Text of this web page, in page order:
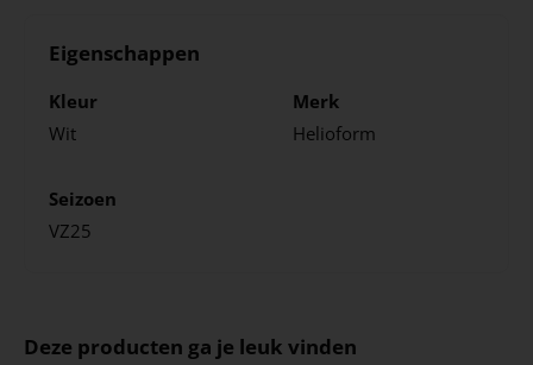
Eigenschappen
Kleur
Wit
Merk
Helioform
Seizoen
VZ25
Deze producten ga je leuk vinden